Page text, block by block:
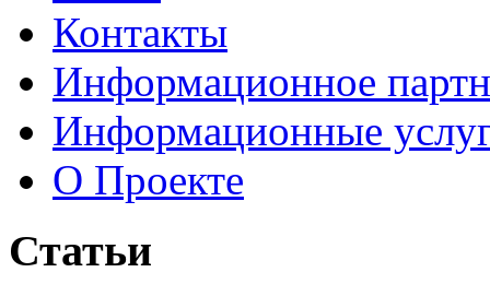
Контакты
Информационное
Информационные
О Проекте
Статьи